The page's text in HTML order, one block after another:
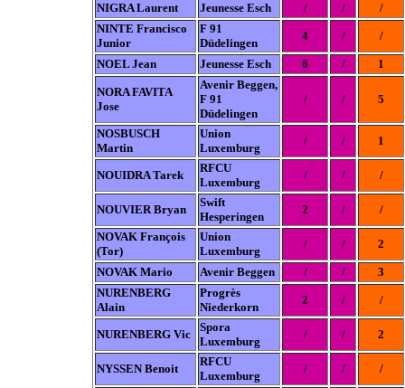
NIGRA Laurent Jeunesse Esch / /
/
NINTE Francisco
Junior
F 91
Düdelingen
4 / /
NOEL Jean Jeunesse Esch 6 / 1
NORA FAVITA
Jose
Avenir Beggen,
F 91
Düdelingen
/ / 5
NOSBUSCH
Martin
Union
Luxemburg
/ / 1
NOUIDRA Tarek
RFCU
Luxemburg
/ / /
NOUVIER Bryan
Swift
Hesperingen
2 /
/
NOVAK François
(Tor)
Union
Luxemburg
/ / 2
NOVAK Mario Avenir Beggen / /
3
NURENBERG
Alain
Progrès
Niederkorn
2 / /
NURENBERG Vic
Spora
Luxemburg
/ / 2
NYSSEN Benoit
RFCU
Luxemburg
/ / /